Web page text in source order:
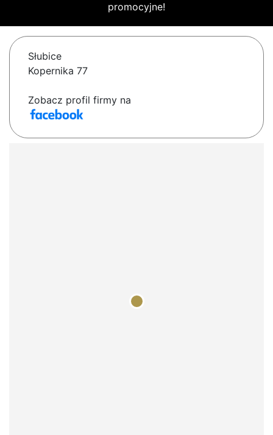
promocyjne!
Słubice
Kopernika 77
Zobacz profil firmy na